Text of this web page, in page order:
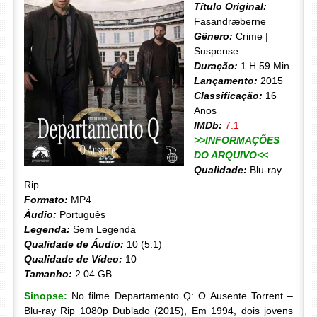
Título Original:
Fasandræberne
Gênero: Crime |
Suspense
Duração: 1 H 59 Min.
Lançamento: 2015
Classificação: 16
Anos
IMDb: 7.1
>>INFORMAÇÕES
DO ARQUIVO<<
Qualidade: Blu-ray
Rip
Formato: MP4
Áudio: Português
Legenda: Sem Legenda
Qualidade de Áudio: 10 (5.1)
Qualidade de Vídeo: 10
Tamanho: 2.04 GB
Sinopse: No filme Departamento Q: O Ausente Torrent –
Blu-ray Rip 1080p Dublado (2015), Em 1994, dois jovens